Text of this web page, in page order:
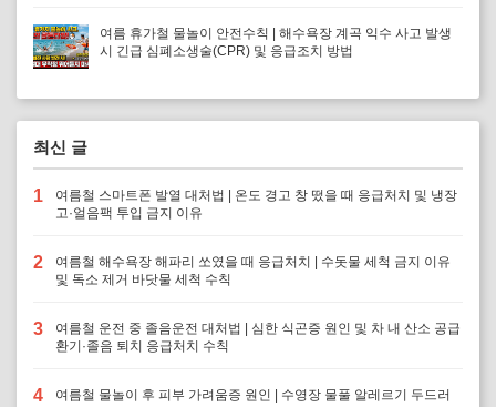
여름 휴가철 물놀이 안전수칙 | 해수욕장 계곡 익수 사고 발생
시 긴급 심폐소생술(CPR) 및 응급조치 방법
최신 글
1
여름철 스마트폰 발열 대처법 | 온도 경고 창 떴을 때 응급처치 및 냉장
고·얼음팩 투입 금지 이유
2
여름철 해수욕장 해파리 쏘였을 때 응급처치 | 수돗물 세척 금지 이유
및 독소 제거 바닷물 세척 수칙
3
여름철 운전 중 졸음운전 대처법 | 심한 식곤증 원인 및 차 내 산소 공급
환기·졸음 퇴치 응급처치 수칙
4
여름철 물놀이 후 피부 가려움증 원인 | 수영장 물풀 알레르기 두드러